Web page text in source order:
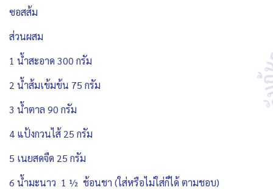
ซอสส้ม
ส่วนผสม
1 น้ำสะอาด 300 กรัม
2 น้ำส้มเข้มข้น 75 กรัม
3 น้ำตาล 90 กรัม
4 แป้งกวนไส้ 25 กรัม
5 เนยสดจืด 25 กรัม
6 น้ำมะนาว 1 ½ ช้อนชา (ใส่หรือไม่ใส่ก็ได้ ตามชอบ)